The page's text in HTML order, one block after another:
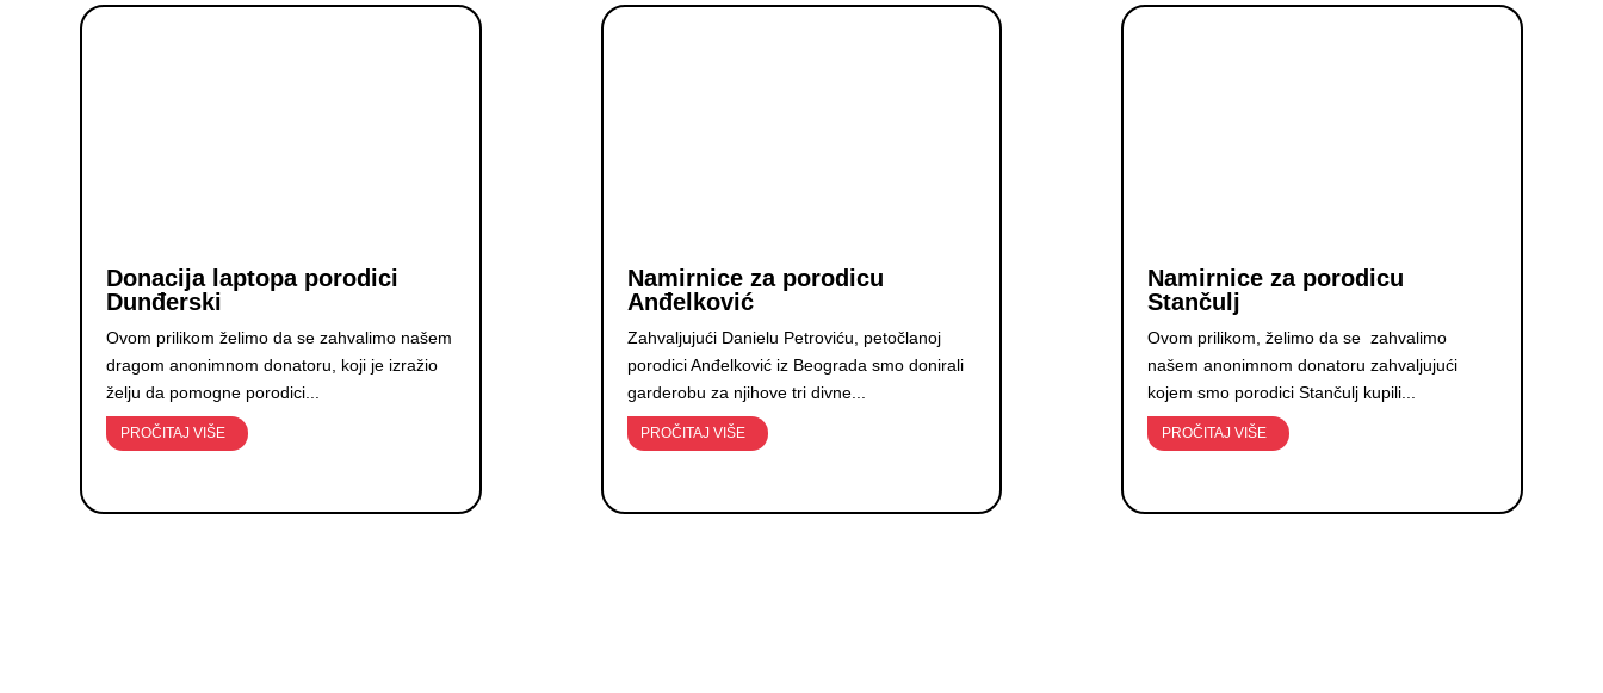
Donacija laptopa porodici
Dunđerski
Ovom prilikom želimo da se zahvalimo našem
dragom anonimnom donatoru, koji je izražio
želju da pomogne porodici...
PROČITAJ VIŠE
Namirnice za porodicu
Anđelković
Zahvaljujući Danielu Petroviću, petočlanoj
porodici Anđelković iz Beograda smo donirali
garderobu za njihove tri divne...
PROČITAJ VIŠE
Namirnice za porodicu
Stančulj
Ovom prilikom, želimo da se zahvalimo
našem anonimnom donatoru zahvaljujući
kojem smo porodici Stančulj kupili...
PROČITAJ VIŠE